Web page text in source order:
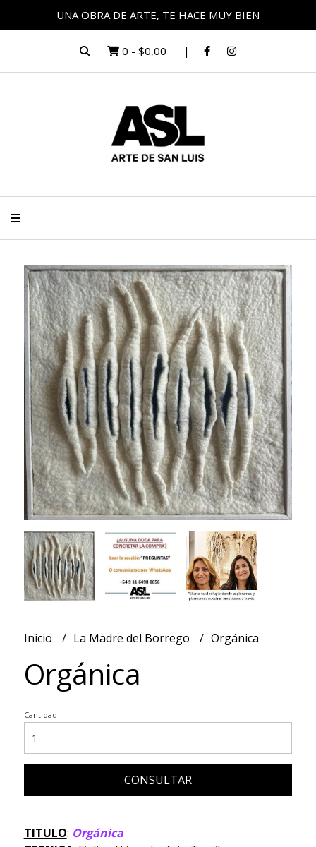
UNA OBRA DE ARTE, TE HACE MUY BIEN
0 - $0,00
Inicio La Madre del Borrego Orgánica
Orgánica
Cantidad
CONSULTAR
TITULO: Orgánica